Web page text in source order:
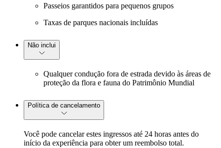
Passeios garantidos para pequenos grupos
Taxas de parques nacionais incluídas
Não inclui
Qualquer condução fora de estrada devido às áreas de
proteção da flora e fauna do Patrimônio Mundial
Política de cancelamento
Você pode cancelar estes ingressos até 24 horas antes do
início da experiência para obter um reembolso total.